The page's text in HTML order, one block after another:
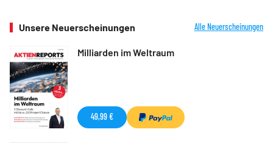
Unsere Neuerscheinungen Alle Neuerscheinungen
Milliarden im Weltraum
49,99 €